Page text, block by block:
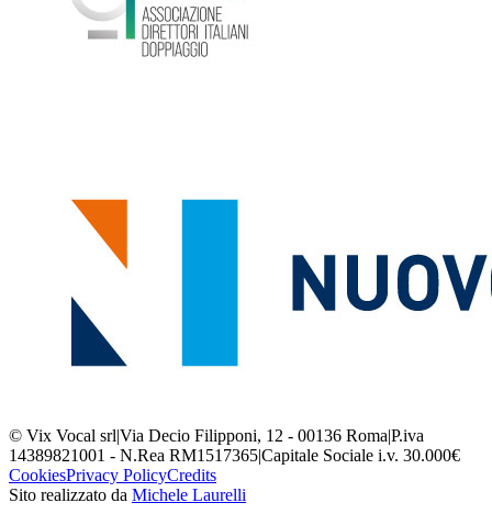
© Vix Vocal srl|Via Decio Filipponi, 12 - 00136 Roma|P.iva
14389821001 - N.Rea RM1517365|Capitale Sociale i.v. 30.000€
CookiesPrivacy PolicyCredits
Sito realizzato da Michele Laurelli